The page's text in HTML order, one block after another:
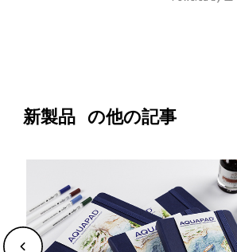
新製品 の他の記事